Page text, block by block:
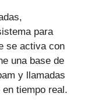
para
se activa con
una base de
y llamadas
tiempo real.